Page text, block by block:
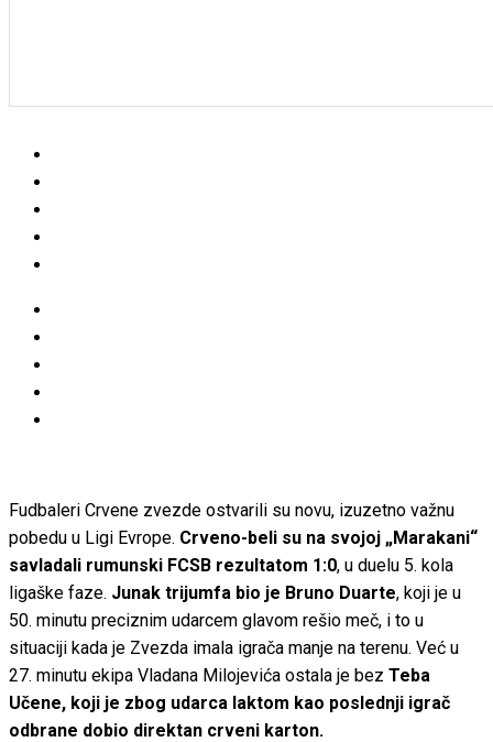
Fudbaleri Crvene zvezde ostvarili su novu, izuzetno važnu
pobedu u Ligi Evrope. Crveno-beli su na svojoj „Marakani“
savladali rumunski FCSB rezultatom 1:0, u duelu 5. kola
ligaške faze. Junak trijumfa bio je Bruno Duarte, koji je u
50. minutu preciznim udarcem glavom rešio meč, i to u
situaciji kada je Zvezda imala igrača manje na terenu. Već u
27. minutu ekipa Vladana Milojevića ostala je bez Teba
Učene, koji je zbog udarca laktom kao poslednji igrač
odbrane dobio direktan crveni karton.